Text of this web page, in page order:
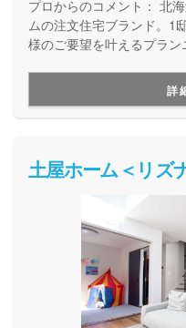
プロからのコメント： 北
ムの注文住宅ブランド。1
様のご要望を叶えるプラ
詳
土屋ホーム＜リズ